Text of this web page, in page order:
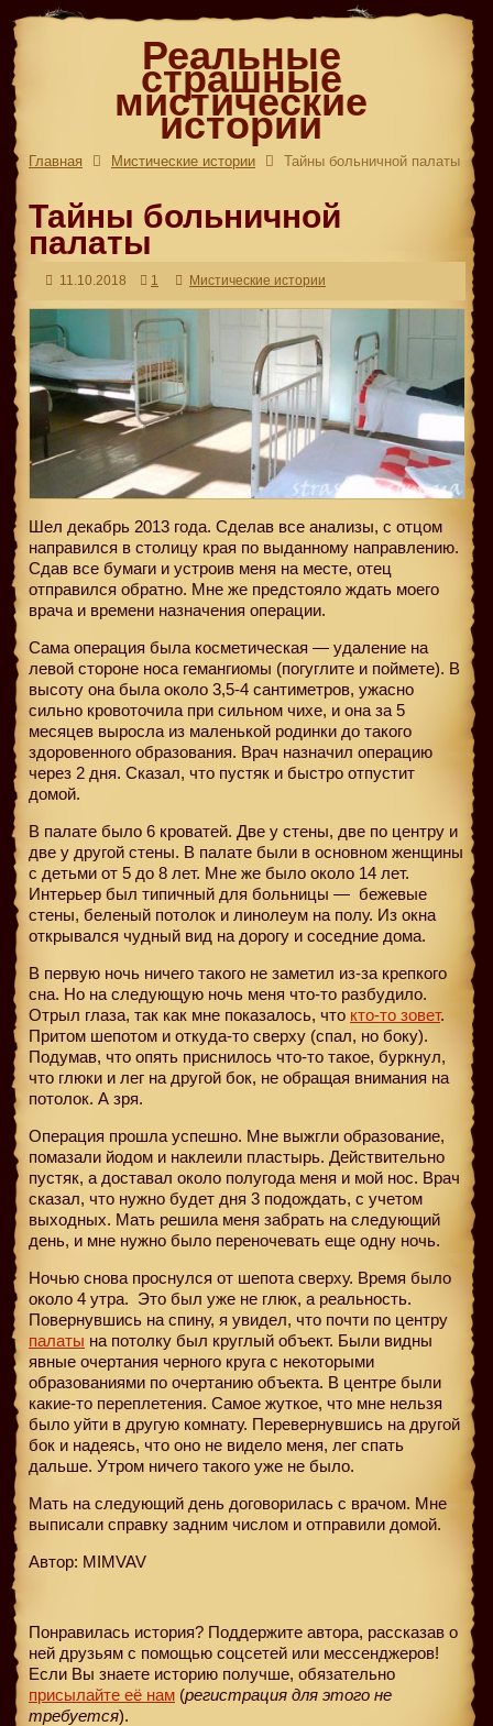
Реальные
страшные
мистические
истории
Главная Мистические истории Тайны больничной палаты
Тайны больничной
палаты
11.10.2018 1 Мистические истории
Шел декабрь 2013 года. Сделав все анализы, с отцом
направился в столицу края по выданному направлению.
Сдав все бумаги и устроив меня на месте, отец
отправился обратно. Мне же предстояло ждать моего
врача и времени назначения операции.
Сама операция была косметическая — удаление на
левой стороне носа гемангиомы (погуглите и поймете). В
высоту она была около 3,5-4 сантиметров, ужасно
сильно кровоточила при сильном чихе, и она за 5
месяцев выросла из маленькой родинки до такого
здоровeннoго образования. Врач назначил операцию
через 2 дня. Сказал, что пустяк и быстро отпустит
домой.
В палате было 6 кроватей. Две у стены, две по центру и
две у другой стены. В палате были в основном женщины
с детьми от 5 до 8 лет. Мне же было около 14 лет.
Интерьер был типичный для больницы — бежевые
стены, беленый потолок и линолеум на полу. Из окна
открывался чудный вид на дорогу и соседние дома.
B первую ночь ничего такого не заметил из-за крепкого
сна. Но на следующую ночь меня что-то разбудило.
Отрыл глаза, так как мне показалось, что кто-то зовет.
Притом шепотом и откуда-то сверху (спал, но боку).
Подумав, что опять приснилось что-то такое, буркнул,
что глюки и лег на другой бок, не обращая внимания на
потолок. А зря.
Операция прошла успешно. Мне выжгли образование,
помазали йодом и наклеили пластырь. Действительно
пустяк, а доставал около полугода меня и мой нос. Врач
сказал, что нужно будет дня 3 подождать, с учетом
выходных. Мать решила меня забрать на следующий
день, и мне нужно было переночевать еще одну ночь.
Ночью снова проснулся от шепота сверху. Время было
около 4 утра. Это был уже не глюк, а реальность.
Повернувшись на спину, я увидел, что почти по центру
палаты на потолку был круглый объект. Были видны
явные очертания черного круга с некоторыми
образованиями по очертанию объекта. В центре были
какие-то переплетения. Самое жуткое, что мне нельзя
было уйти в другую комнату. Перевернувшись на другой
бок и надеясь, что оно не видело меня, лег спать
дальше. Утром ничего такого уже не было.
Мать на следующий день договорилась с врачом. Мне
выписали справку задним числом и отправили домой.
Автор: MIMVAV
Понравилась история? Поддержите автора, рассказав о
ней друзьям с помощью соцсетей или мессенджеров!
Если Вы знаете историю получше, обязательно
присылайте её нам (регистрация для этого не
требуется).